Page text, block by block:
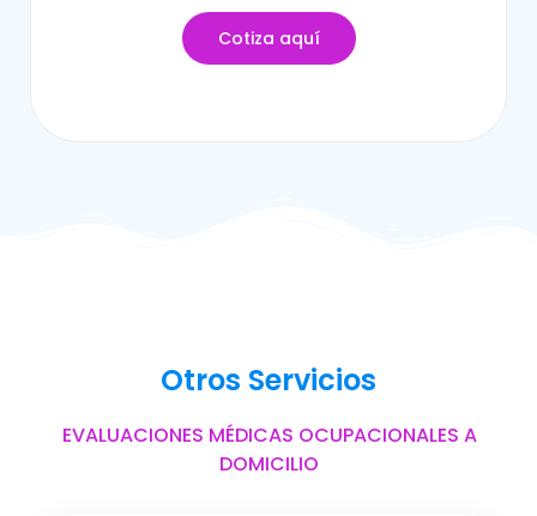
Cotiza aquí
Otros Servicios
EVALUACIONES MÉDICAS OCUPACIONALES A
DOMICILIO